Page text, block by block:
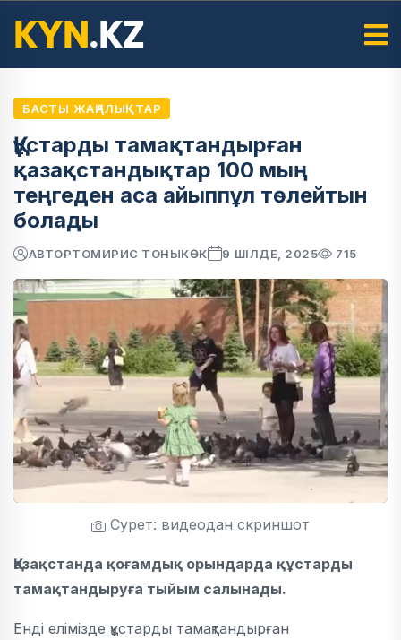
БАСТЫ ЖАҢАЛЫҚТАР
Құстарды тамақтандырған
қазақстандықтар 100 мың
теңгеден аса айыппұл төлейтын
болады
АВТОРТОМИРИС ТОНЫКӨК 9 ШІЛДЕ, 2025 715
Сурет: видеодан скриншот
Қазақстанда қоғамдық орындарда құстарды
тамақтандыруға тыйым салынады.
Енді елімізде құстарды тамақтандырған